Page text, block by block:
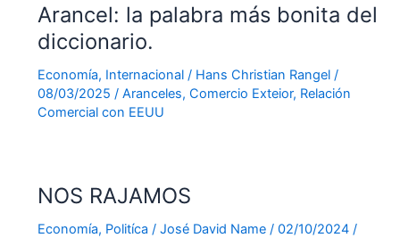
Arancel: la palabra más bonita del
diccionario.
Economía, Internacional/ Hans Christian Rangel /
08/03/2025 / Aranceles, Comercio Exteior, Relación
Comercial con EEUU
NOS RAJAMOS
Economía, Politíca / José David Name / 02/10/2024 /